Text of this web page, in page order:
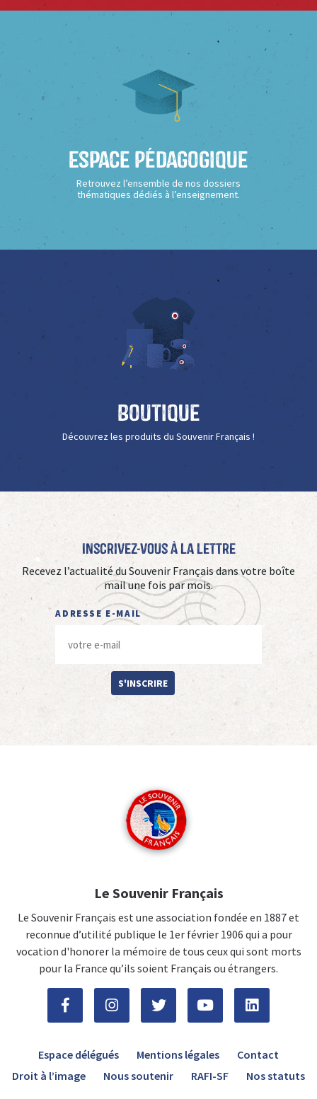
Espace Pédagogique
Retrouvez l’ensemble de nos dossiers
thématiques dédiés à l’enseignement.
Boutique
Découvrez les produits du Souvenir Français !
Inscrivez-vous à La Lettre
Recevez l’actualité du Souvenir Français dans votre boîte
mail une fois par mois.
ADRESSE E-MAIL
S'INSCRIRE
Le Souvenir Français
Le Souvenir Français est une association fondée en 1887 et
reconnue d’utilité publique le 1er février 1906 qui a pour
vocation d'honorer la mémoire de tous ceux qui sont morts
pour la France qu’ils soient Français ou étrangers.
Espace délégués Mentions légales
Contact
Droit à l’image
Nous soutenir RAFI-SF Nos statuts